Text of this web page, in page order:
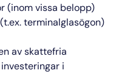
(inom vissa belopp)
terminalglasögon)
av skattefria
i